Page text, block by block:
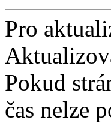
Pro
Pokud
čas nelze